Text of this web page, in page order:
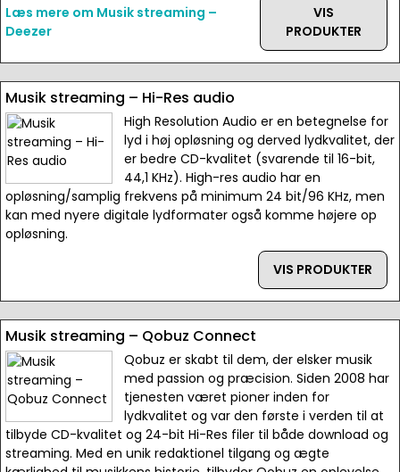
Læs mere om Musik streaming –
Deezer
VIS
PRODUKTER
Musik streaming – Hi-Res audio
High Resolution Audio er en betegnelse for
lyd i høj opløsning og derved lydkvalitet, der
er bedre CD-kvalitet (svarende til 16-bit,
44,1 KHz). High-res audio har en
opløsning/samplig frekvens på minimum 24 bit/96 KHz, men
kan med nyere digitale lydformater også komme højere op
opløsning.
VIS PRODUKTER
Musik streaming – Qobuz Connect
Qobuz er skabt til dem, der elsker musik
med passion og præcision. Siden 2008 har
tjenesten været pioner inden for
lydkvalitet og var den første i verden til at
tilbyde CD-kvalitet og 24-bit Hi-Res filer til både download og
streaming. Med en unik redaktionel tilgang og ægte